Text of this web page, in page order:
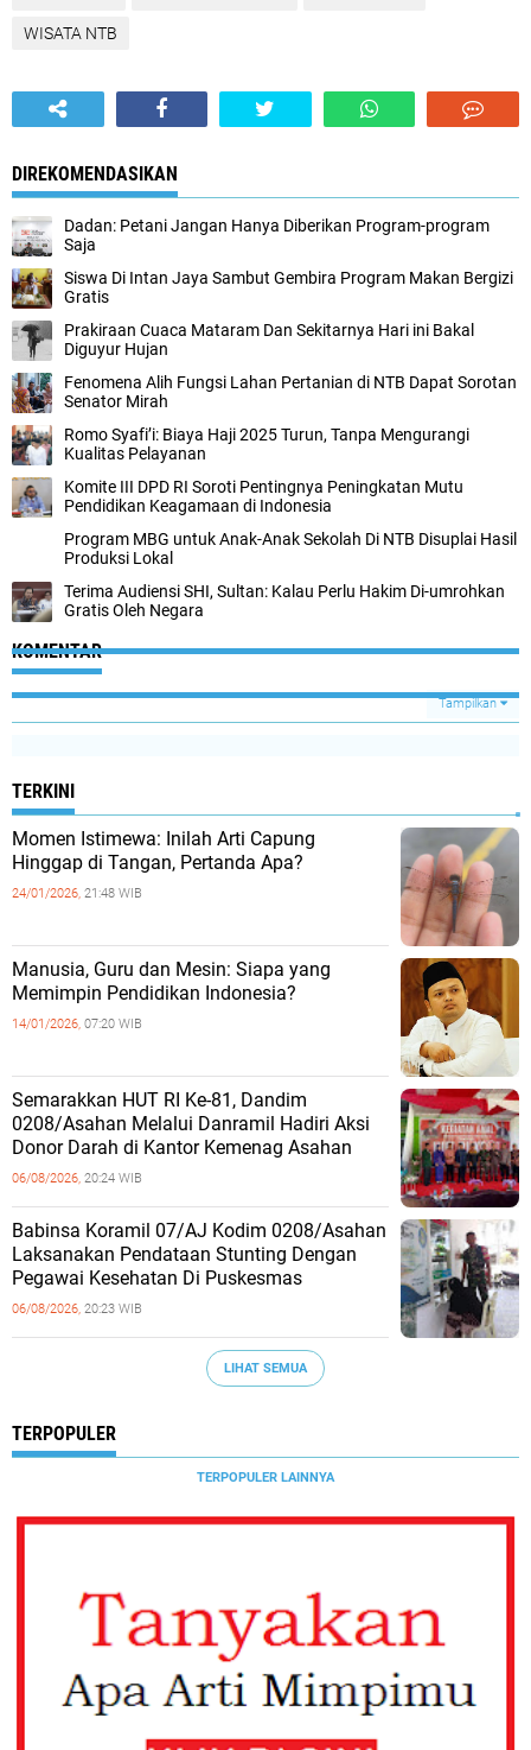
WISATA NTB
DIREKOMENDASIKAN
Dadan: Petani Jangan Hanya Diberikan Program-program
Saja
Siswa Di Intan Jaya Sambut Gembira Program Makan Bergizi
Gratis
Prakiraan Cuaca Mataram Dan Sekitarnya Hari ini Bakal
Diguyur Hujan
Fenomena Alih Fungsi Lahan Pertanian di NTB Dapat Sorotan
Senator Mirah
Romo Syafi’i: Biaya Haji 2025 Turun, Tanpa Mengurangi
Kualitas Pelayanan
Komite III DPD RI Soroti Pentingnya Peningkatan Mutu
Pendidikan Keagamaan di Indonesia
Program MBG untuk Anak-Anak Sekolah Di NTB Disuplai Hasil
Produksi Lokal
Terima Audiensi SHI, Sultan: Kalau Perlu Hakim Di-umrohkan
Gratis Oleh Negara
KOMENTAR
Tampilkan
TERKINI
Momen Istimewa: Inilah Arti Capung
Hinggap di Tangan, Pertanda Apa?
24/01/2026, 21:48 WIB
Manusia, Guru dan Mesin: Siapa yang
Memimpin Pendidikan Indonesia?
14/01/2026, 07:20 WIB
Semarakkan HUT RI Ke-81, Dandim
0208/Asahan Melalui Danramil Hadiri Aksi
Donor Darah di Kantor Kemenag Asahan
06/08/2026, 20:24 WIB
Babinsa Koramil 07/AJ Kodim 0208/Asahan
Laksanakan Pendataan Stunting Dengan
Pegawai Kesehatan Di Puskesmas
06/08/2026, 20:23 WIB
LIHAT SEMUA
TERPOPULER
TERPOPULER LAINNYA